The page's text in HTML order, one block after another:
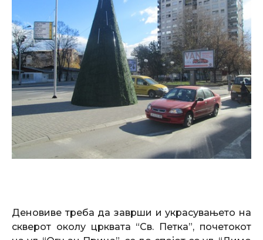
Деновиве треба да заврши и украсувањето на
скверот околу црквата “Св. Петка”, почетокот